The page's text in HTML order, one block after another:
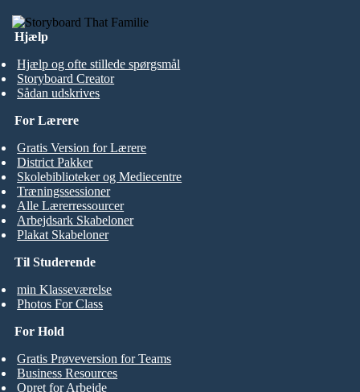
Hjælp
Hjælp og ofte stillede spørgsmål
Storyboard Creator
Sådan udskrives
Til Studerende
min Klasseværelse
Photos For Class
For Lærere
Gratis Version for Lærere
District Pakker
Skolebiblioteker og Mediecentre
Træningssessioner
Alle Lærerressourcer
Arbejdsark Skabeloner
Plakat Skabeloner
For Hold
Gratis Prøveversion for Teams
Business Resources
Opret for Arbejde